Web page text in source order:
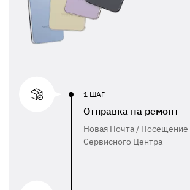
1 ШАГ
Отправка на ремонт
Новая Почта / Посещение
Сервисного Центра